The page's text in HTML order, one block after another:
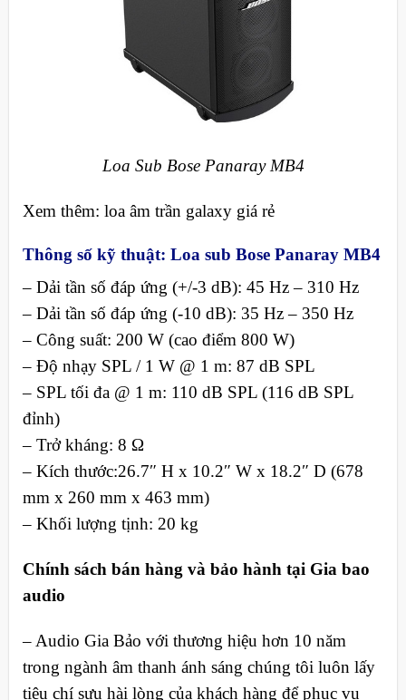
Loa Sub Bose Panaray MB4
Xem thêm: loa âm trần galaxy giá rẻ
Thông số kỹ thuật: Loa sub Bose Panaray MB4
– Dải tần số đáp ứng (+/-3 dB): 45 Hz – 310 Hz
– Dải tần số đáp ứng (-10 dB): 35 Hz – 350 Hz
– Công suất: 200 W (cao điểm 800 W)
– Độ nhạy SPL / 1 W @ 1 m: 87 dB SPL
– SPL tối đa @ 1 m: 110 dB SPL (116 dB SPL
đỉnh)
– Trở kháng: 8 Ω
– Kích thước:26.7″ H x 10.2″ W x 18.2″ D (678
mm x 260 mm x 463 mm)
– Khối lượng tịnh: 20 kg
Chính sách bán hàng và bảo hành tại Gia bao
audio
– Audio Gia Bảo với thương hiệu hơn 10 năm
trong ngành âm thanh ánh sáng chúng tôi luôn lấy
tiêu chí sựu hài lòng của khách hàng để phục vụ